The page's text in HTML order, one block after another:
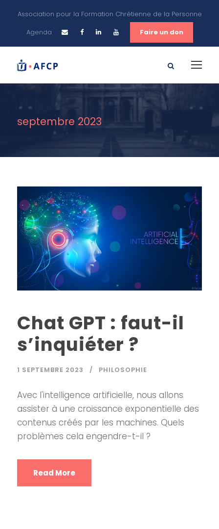
Association pour la Formation Chrétienne de la Personne
Agenda
Faire un don
septembre 2023
Chat GPT : faut-il
s’inquiéter ?
1 SEPTEMBRE 2023 PHILOSOPHIE
Avec l'intelligence artificielle, nous allons
assister à une croissance exponentielle des
contenus créés par les machines. Quels
problèmes cela engendre-t-il ?
Read More